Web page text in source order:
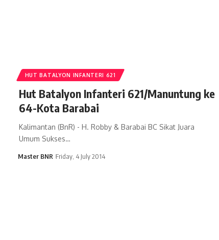
HUT BATALYON INFANTERI 621
Hut Batalyon Infanteri 621/Manuntung ke
64-Kota Barabai
Kalimantan (BnR) - H. Robby & Barabai BC Sikat Juara
Umum Sukses…
Master BNR Friday, 4 July 2014